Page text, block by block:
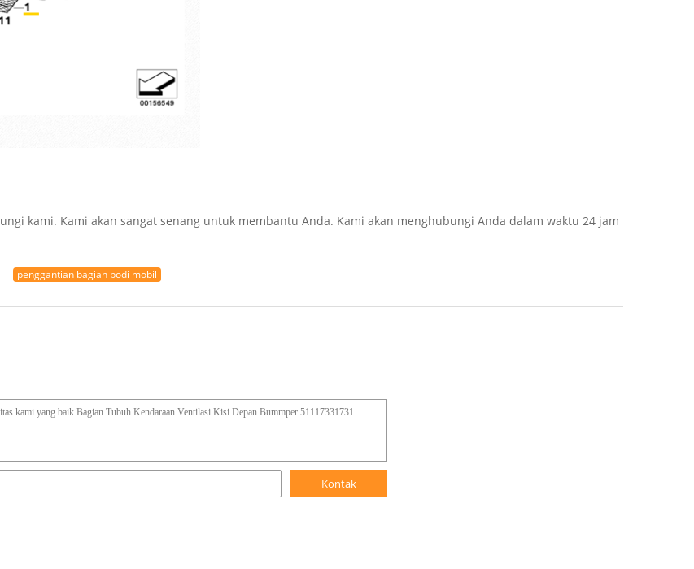
kami. Kami akan sangat senang untuk membantu Anda. Kami akan menghubungi Anda dalam waktu 24 jam
penggantian bagian bodi mobil
Kontak